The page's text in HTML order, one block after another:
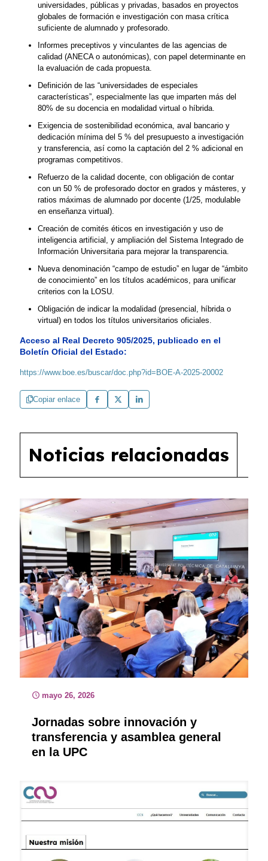
universidades, públicas y privadas, basados en proyectos
globales de formación e investigación con masa crítica
suficiente de alumnado y profesorado.
Informes preceptivos y vinculantes de las agencias de
calidad (ANECA o autonómicas), con papel determinante en
la evaluación de cada propuesta.
Definición de las “universidades de especiales
características”, especialmente las que imparten más del
80% de su docencia en modalidad virtual o híbrida.
Exigencia de sostenibilidad económica, aval bancario y
dedicación mínima del 5 % del presupuesto a investigación
y transferencia, así como la captación del 2 % adicional en
programas competitivos.
Refuerzo de la calidad docente, con obligación de contar
con un 50 % de profesorado doctor en grados y másteres, y
ratios máximas de alumnado por docente (1/25, modulable
en enseñanza virtual).
Creación de comités éticos en investigación y uso de
inteligencia artificial, y ampliación del Sistema Integrado de
Información Universitaria para mejorar la transparencia.
Nueva denominación “campo de estudio” en lugar de “ámbito
de conocimiento” en los títulos académicos, para unificar
criterios con la LOSU.
Obligación de indicar la modalidad (presencial, híbrida o
virtual) en todos los títulos universitarios oficiales.
Acceso al Real Decreto 905/2025, publicado en el
Boletín Oficial del Estado:
https://www.boe.es/buscar/doc.php?id=BOE-A-2025-20002
Copiar enlace
Noticias relacionadas
mayo 26, 2026
Jornadas sobre innovación y
transferencia y asamblea general
en la UPC